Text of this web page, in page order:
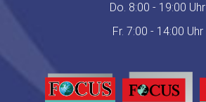
Do. 8:00 - 19:00 Uhr
Fr. 7:00 - 14:00 Uhr